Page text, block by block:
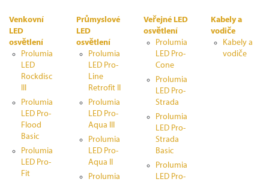
Venkovní
LED
osvětlení
Prolumia
LED
Rockdisc
III
Prolumia
LED Pro-
Flood
Basic
Prolumia
LED Pro-
Fit
Průmyslové
LED
osvětlení
Prolumia
LED Pro-
Line
Retrofit II
Prolumia
LED Pro-
Aqua III
Prolumia
LED Pro-
Aqua II
Prolumia
Veřejné LED
osvětlení
Prolumia
LED Pro-
Cone
Prolumia
LED Pro-
Strada
Prolumia
LED Pro-
Strada
Basic
Prolumia
LED Pro-
Kabely a
vodiče
Kabely a
vodiče